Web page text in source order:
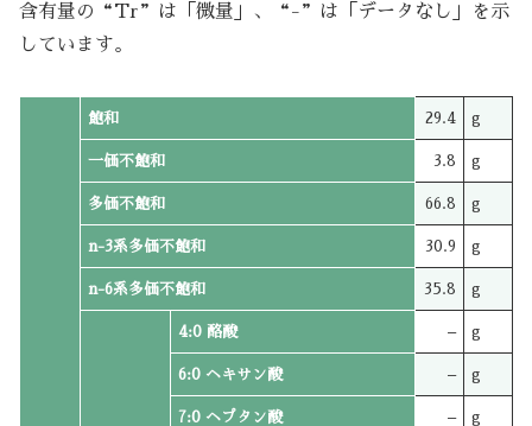
含有量の“Tr”は「微量」、“-”は「データなし」を示
しています。
飽和 29.4 g
一価不飽和 3.8 g
多価不飽和 66.8 g
n-3系多価不飽和 30.9 g
n-6系多価不飽和 35.8 g
4:0 酪酸 – g
6:0 ヘキサン酸 – g
7:0 ヘプタン酸 – g